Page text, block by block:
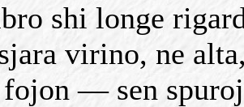
shi longe
virino, ne
fojon — sen